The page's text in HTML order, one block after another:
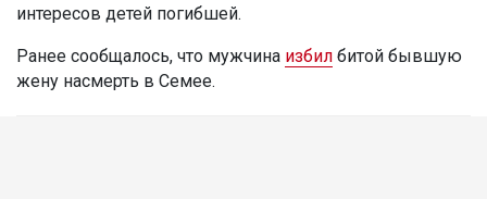
интересов детей погибшей.
Ранее сообщалось, что мужчина избил битой бывшую
жену насмерть в Семее.